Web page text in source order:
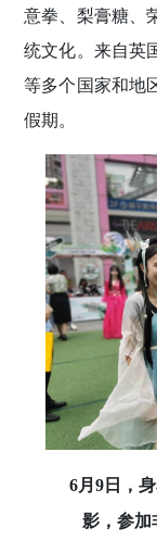
意拳、梨膏糖、
统文化。来自英
等多个国家和地
假期。
6月9日，
影，参加